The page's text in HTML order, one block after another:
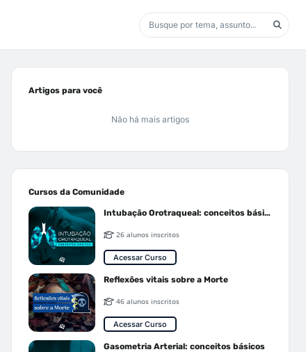
Artigos para você
Não há mais artigos
Cursos da Comunidade
Intubação Orotraqueal: conceitos básicos
26 alunos inscritos
Acessar Curso
Reflexões vitais sobre a Morte
46 alunos inscritos
Acessar Curso
Gasometria Arterial: conceitos básicos